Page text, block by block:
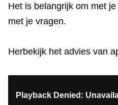
Het is belangrijk om met
met je vragen.
Herbekijk het advies van
Playback Denied: